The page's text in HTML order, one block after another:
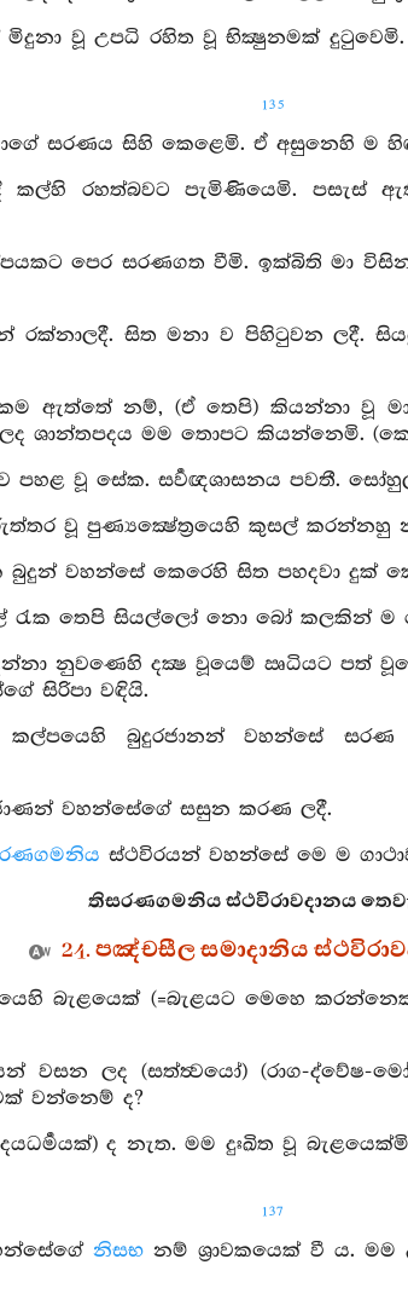
මිදුනා වූ උපධි රහිත වූ භික්‍ෂුනමක්
135
සරණය සිහි කෙළෙමි. ඒ අසුනෙහි ම
කල්හි රහත්බවට පැමිණියෙමි. පසැස්
පෙර සරණගත වීමි. ඉක්බිති මා
රක්නාලදී. සිත මනා ව පිහිටුවන ලදී.
ඇත්තේ නම්, (ඒ තෙපි) කියන්නා වූ
ශාන්තපදය මම තොපට කියන්නෙමි.
පහළ වූ සේක. සර්‍වඥශාසනය පවතී.
වූ පුණ්‍යක්‍ෂේත්‍රයෙහි කුසල් කරන්නහු
බුදුන් වහන්සේ කෙරෙහි සිත පහදවා දුක්
රැක තෙපි සියල්ලෝ නො බෝ කලකින් ම
දන්නා නුවණෙහි දක්‍ෂ වූයෙම් ඍධියට පත්
සිරිපා වඳියි.
කල්පයෙහි බුදුරජානන් වහන්සේ
වහන්සේගේ සසුන කරණ ලදී.
ස්ථවිරයන් වහන්සේ මෙ ම
තිසරණගමනිය ස්ථවිරාවදානය
24. පඤ්චසීල සමාදානිය
බැළයෙක් (=බැළයට මෙහෙ
වසන ලද (සත්ත්‍වයෝ) (රාග-ද්වේෂ-
වන්නෙම් ද?
ද නැත. මම දුඃඛිත වූ
137
නිසභනම් ශ්‍රාවකයෙක් වී ය. මම